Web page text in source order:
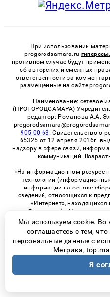
При использовании
progorodsamara.ru
противном случае будут
об авторских и смежных
ответственности за
размещенные на сайте
Наименование: сетевое
(ПРОГОРОДСАМАРА)
редактор: Романова А.А.
905-00-63 . Свидетельство о
65325 от 12 апреля 2016г.
надзору в сфере связи,
коммуникаций.
«На информационном ресурсе
технологии
информации на основе
сведений, относящихся к
«Интернет», находящихся
Федерации)». Правила
технологий в виджетах
© 2026
Возрастная
Политика
Мы используем cookie. Во
соглашаетесь с тем,
персональные данные с
Метрика,
Я